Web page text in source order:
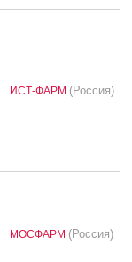
ИСТ-ФАРМ (Россия)
МОСФАРМ (Россия)